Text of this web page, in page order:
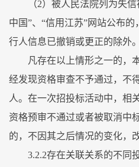
（2）被人民法院列为失
中国”、“信用江苏”网站公布
行人信息已撤销或更正的除外。
凡存在以上情形之一的，
经发现资格审查不予通过，不
人。在一次招投标活动中，相
资格预审不通过或者被取消中
的，不因其之后情况的变化，
3.2.2存在关联关系的不同